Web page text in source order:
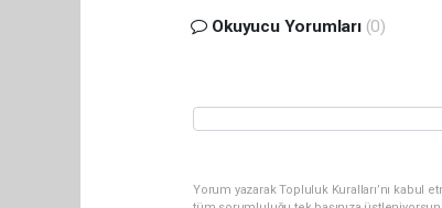
Okuyucu Yorumları (0)
Yorum yazarak Topluluk Kuralları’nı kabul